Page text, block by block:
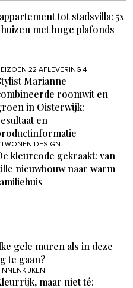
tot stadsvilla: 5x
met hoge plafonds
22 AFLEVERING 4
Marianne
roomwit en
in Oisterwijk:
en
DESIGN
kleurcode gekraakt: van
nieuwbouw naar warm
gele muren als in deze
te gaan?
maar niet té: